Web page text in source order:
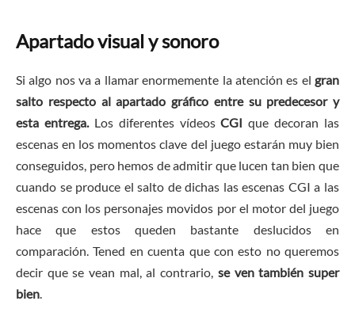
Apartado visual y sonoro
Si algo nos va a llamar enormemente la atención es el gran
salto respecto al apartado gráfico entre su predecesor y
esta entrega.Los diferentes vídeosCGI que decoran las
escenas en los momentos clave del juego estarán muy bien
conseguidos, pero hemos de admitir que lucen tan bien que
cuando se produce el salto de dichas las escenas CGI a las
escenas con los personajes movidos por el motor del juego
hace que estos queden bastante deslucidos en
comparación. Tened en cuenta que con esto no queremos
decir que se vean mal, al contrario, se ven también super
bien.